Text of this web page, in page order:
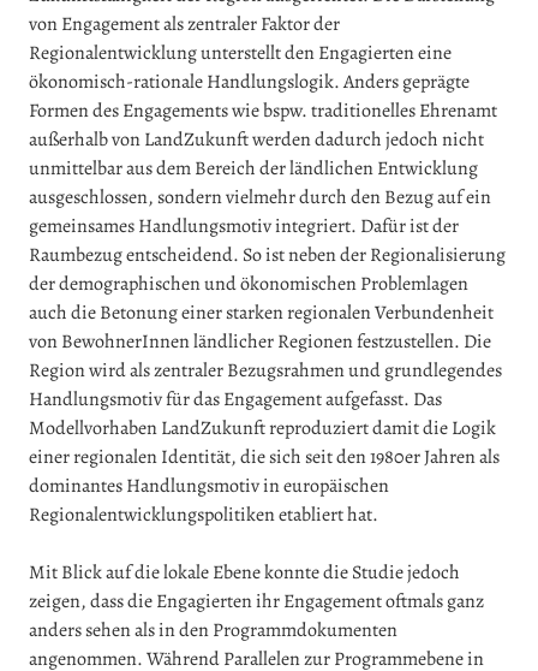
von Engagement als zentraler Faktor der
Regionalentwicklung unterstellt den Engagierten eine
ökonomisch-rationale Handlungslogik. Anders geprägte
Formen des Engagements wie bspw. traditionelles Ehrenamt
außerhalb von LandZukunft werden dadurch jedoch nicht
unmittelbar aus dem Bereich der ländlichen Entwicklung
ausgeschlossen, sondern vielmehr durch den Bezug auf ein
gemeinsames Handlungsmotiv integriert. Dafür ist der
Raumbezug entscheidend. So ist neben der Regionalisierung
der demographischen und ökonomischen Problemlagen
auch die Betonung einer starken regionalen Verbundenheit
von BewohnerInnen ländlicher Regionen festzustellen. Die
Region wird als zentraler Bezugsrahmen und grundlegendes
Handlungsmotiv für das Engagement aufgefasst. Das
Modellvorhaben LandZukunft reproduziert damit die Logik
einer regionalen Identität, die sich seit den 1980er Jahren als
dominantes Handlungsmotiv in europäischen
Regionalentwicklungspolitiken etabliert hat.
Mit Blick auf die lokale Ebene konnte die Studie jedoch
zeigen, dass die Engagierten ihr Engagement oftmals ganz
anders sehen als in den Programmdokumenten
angenommen. Während Parallelen zur Programmebene in